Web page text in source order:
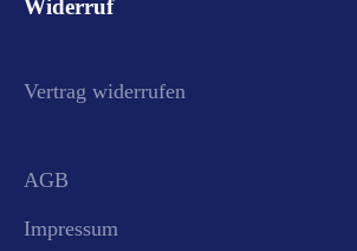
Widerruf
Vertrag widerrufen
AGB
Impressum